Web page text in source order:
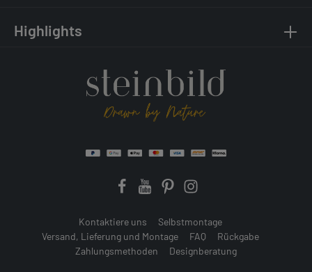
Highlights
Kontaktiere uns
Selbstmontage
Versand, Lieferung und Montage
FAQ
Rückgabe
Zahlungsmethoden
Designberatung